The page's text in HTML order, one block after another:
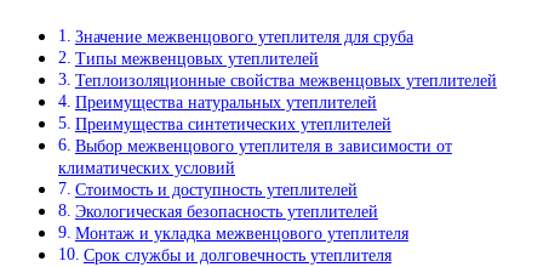
Значение межвенцового утеплителя для сруба
Типы межвенцовых утеплителей
Теплоизоляционные свойства межвенцовых утеплителей
Преимущества натуральных утеплителей
Преимущества синтетических утеплителей
Выбор межвенцового утеплителя в зависимости от
климатических условий
Стоимость и доступность утеплителей
Экологическая безопасность утеплителей
Монтаж и укладка межвенцового утеплителя
Срок службы и долговечность утеплителя